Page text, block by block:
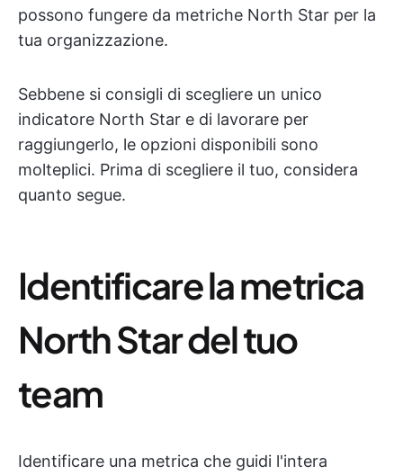
possono fungere da metriche North Star per la
tua organizzazione.
Sebbene si consigli di scegliere un unico
indicatore North Star e di lavorare per
raggiungerlo, le opzioni disponibili sono
molteplici. Prima di scegliere il tuo, considera
quanto segue.
Identificare la metrica
North Star del tuo
team
Identificare una metrica che guidi l'intera